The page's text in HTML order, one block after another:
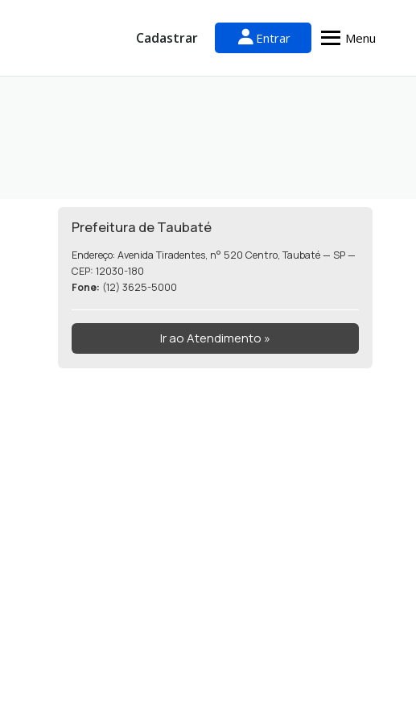
Cadastrar Entrar Menu
Prefeitura de Taubaté
Endereço: Avenida Tiradentes, n° 520 Centro, Taubaté — SP —
CEP: 12030-180
Fone: (12) 3625-5000
Ir ao Atendimento »